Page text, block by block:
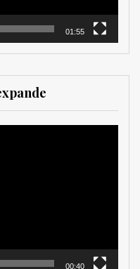
01:55
00:40